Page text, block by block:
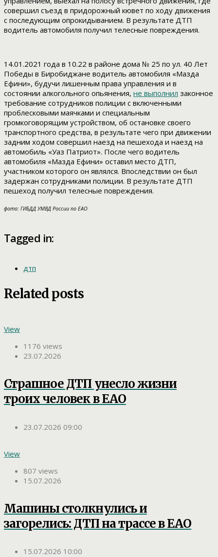
совершил съезд в придорожный кювет по ходу движения
с последующим опрокидыванием. В результате ДТП
водитель автомобиля получил телесные повреждения.
14.01.2021 года в 10.22 в районе дома № 25 по ул. 40 Лет
Победы в Биробиджане водитель автомобиля «Мазда
Ефини», будучи лишенным права управления и в
состоянии алкогольного опьянения, не выполнил законное
требование сотрудников полиции с включенными
проблесковыми маячками и специальным
громкоговорящим устройством, об остановке своего
транспортного средства, в результате чего при движении
задним ходом совершил наезд на пешехода и наезд на
автомобиль «Уаз Патриот». После чего водитель
автомобиля «Мазда Ефини» оставил место ДТП,
участником которого он являлся. Впоследствии он был
задержан сотрудниками полиции. В результате ДТП
пешеход получил телесные повреждения.
фото: ГИБДД УМВД России по ЕАО
Tagged in:
дтп
Related posts
View
1176 views
23.07.2026
Страшное ДТП унесло жизни
троих человек в ЕАО
23.07.2026 09:00
View
807 views
15.07.2026
Машины столкнулись и
загорелись: ДТП на трассе в ЕАО
15.07.2026 10:00